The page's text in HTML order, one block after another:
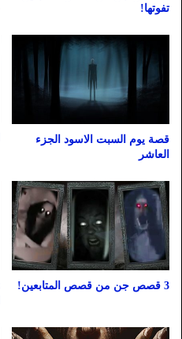
تفوتها!
قصة يوم السبت الاسود الجزء
العاشر
3 قصص جن من قصص المتابعين!